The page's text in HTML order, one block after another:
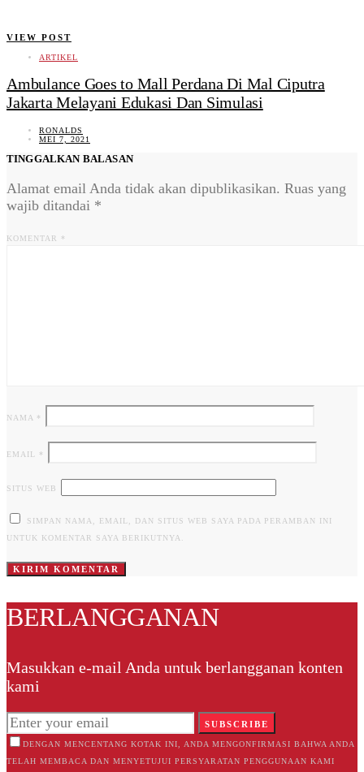
VIEW POST
ARTIKEL
Ambulance Goes to Mall Perdana Di Mal Ciputra
Jakarta Melayani Edukasi Dan Simulasi
RONALDS
MEI 7, 2021
TINGGALKAN BALASAN
Alamat email Anda tidak akan dipublikasikan. Ruas yang
wajib ditandai *
KOMENTAR *
NAMA *
EMAIL *
SITUS WEB
SIMPAN NAMA, EMAIL, DAN SITUS WEB SAYA PADA PERAMBAN INI
UNTUK KOMENTAR SAYA BERIKUTNYA.
BERLANGGANAN
Masukkan e-mail Anda untuk berlangganan konten
kami
SUBSCRIBE
DENGAN MENCENTANG KOTAK INI, ANDA MENGONFIRMASI BAHWA ANDA
TELAH MEMBACA DAN MENYETUJUI PERSYARATAN PENGGUNAAN KAMI